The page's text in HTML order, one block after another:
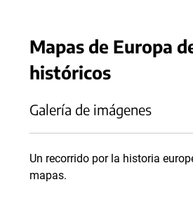
Mapas de Europa
históricos
Galería de imágenes
Un recorrido por la historia
mapas.